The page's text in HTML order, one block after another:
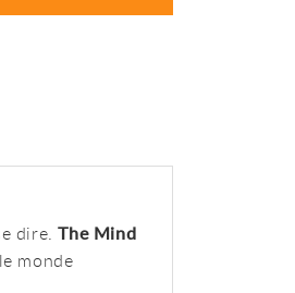
dire. The Mind
monde